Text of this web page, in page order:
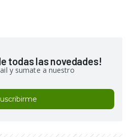
todas las novedades!
y sumate a nuestro